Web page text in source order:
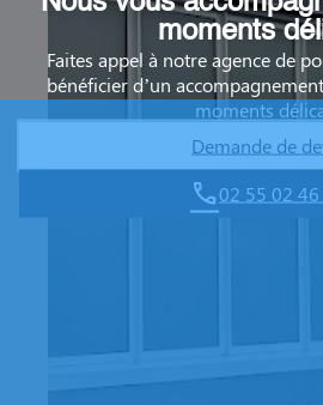
moments
Faites appel à notre agence de
bénéficier d’un
moments
Demande de
02 55 02